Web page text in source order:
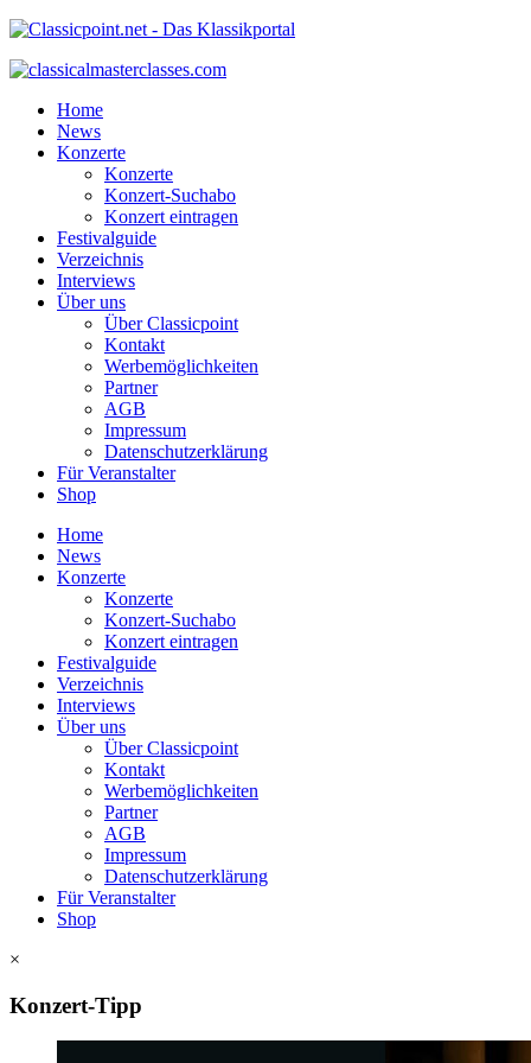
Home
News
Konzerte
Konzerte
Konzert-Suchabo
Konzert eintragen
Festivalguide
Verzeichnis
Interviews
Über uns
Über Classicpoint
Kontakt
Werbemöglichkeiten
Partner
AGB
Impressum
Datenschutzerklärung
Für Veranstalter
Shop
Home
News
Konzerte
Konzerte
Konzert-Suchabo
Konzert eintragen
Festivalguide
Verzeichnis
Interviews
Über uns
Über Classicpoint
Kontakt
Werbemöglichkeiten
Partner
AGB
Impressum
Datenschutzerklärung
Für Veranstalter
Shop
×
Konzert-Tipp